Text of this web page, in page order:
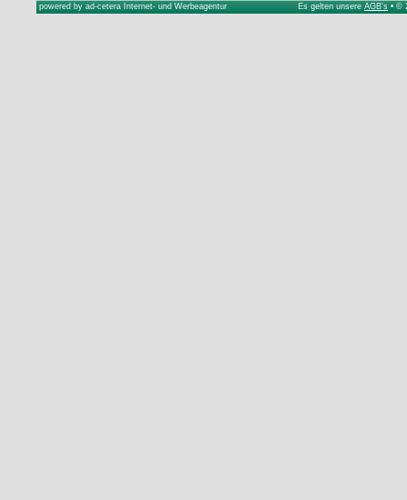
powered by ad-cetera Internet- und Werbeagentur Es gelten unsere AGB's • ©